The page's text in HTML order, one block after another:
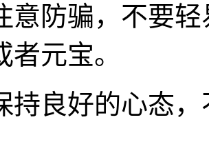
意防骗，不要
元宝。
持良好的心态